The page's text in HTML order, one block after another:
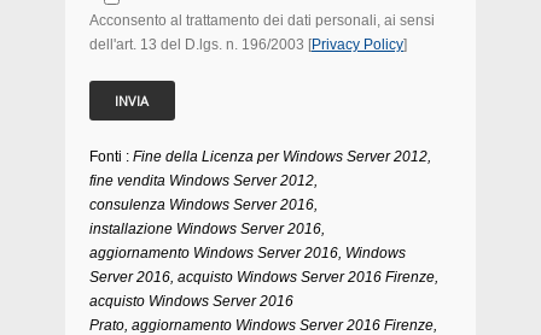
Acconsento al trattamento dei dati personali, ai sensi
dell'art. 13 del D.lgs. n. 196/2003 [Privacy Policy]
Fonti : Fine della Licenza per Windows Server 2012,
fine vendita Windows Server 2012,
consulenza Windows Server 2016,
installazione Windows Server 2016,
aggiornamento Windows Server 2016, Windows
Server 2016, acquisto Windows Server 2016 Firenze,
acquisto Windows Server 2016
Prato, aggiornamento Windows Server 2016 Firenze,